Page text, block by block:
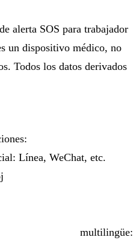
alerta SOS para trabajador
un dispositivo médico, no
Todos los datos derivados
Línea, WeChat, etc.